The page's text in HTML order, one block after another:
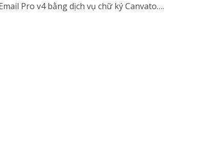
Pro v4 bằng dịch vụ chữ ký Canvato….